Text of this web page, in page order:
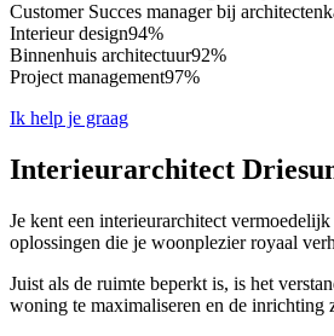
Customer Succes manager bij
Interieur design94%
Binnenhuis architectuur92%
Project management97%
Ik help je graag
Interieurarchitect
Je kent een interieurarchitect
oplossingen die je woonplezier royaal
Juist als de ruimte beperkt is, is het
woning te maximaliseren en de